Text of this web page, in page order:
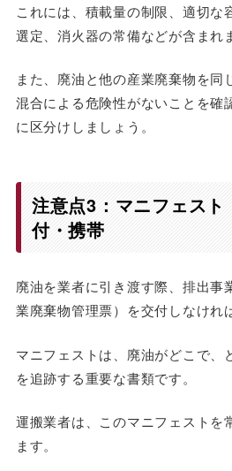
これには、積載量の制限、適切な
選定、消火器の常備などが含まれ
また、廃油と他の産業廃棄物を同
混合による危険性がないことを確
に区分けしましょう。
注意点3：マニフェス
付・携帯
廃油を業者に引き渡す際、排出事
業廃棄物管理票）を交付しなけれ
マニフェストは、廃油がどこで、
を追跡する重要な書類です。
運搬業者は、このマニフェストを
ます。